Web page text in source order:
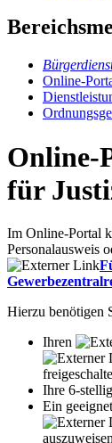
Online-
Online-
für
Im Online-Portal
Personalausweis
Hierzu benötigen
Ihren
Ihre 6-
Ein